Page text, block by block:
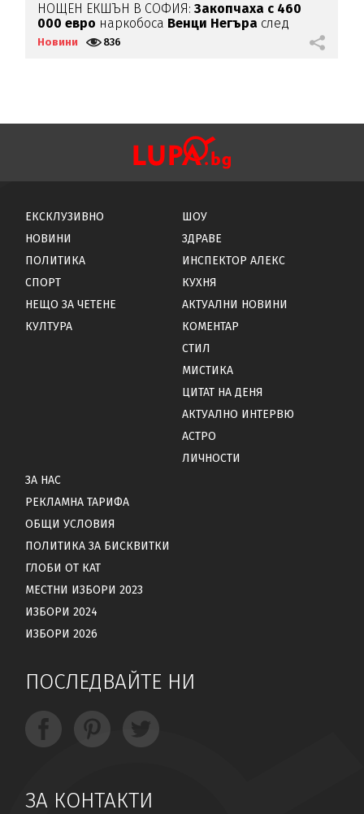
НОЩЕН ЕКШЪН В СОФИЯ:Закопчаха с 460
000 евро наркобоса Венци Негъра след
бясна гонка
Новини 836
ЕКСКЛУЗИВНО
НОВИНИ
ПОЛИТИКА
СПОРТ
НЕЩО ЗА ЧЕТЕНЕ
КУЛТУРА
ШОУ
ЗДРАВЕ
ИНСПЕКТОР АЛЕКС
КУХНЯ
АКТУАЛНИ НОВИНИ
КОМЕНТАР
СТИЛ
МИСТИКА
ЦИТАТ НА ДЕНЯ
АКТУАЛНО ИНТЕРВЮ
АСТРО
ЛИЧНОСТИ
ЗА НАС
РЕКЛАМНА ТАРИФА
ОБЩИ УСЛОВИЯ
ПОЛИТИКА ЗА БИСКВИТКИ
ГЛОБИ ОТ КАТ
МЕСТНИ ИЗБОРИ 2023
ИЗБОРИ 2024
ИЗБОРИ 2026
ПОСЛЕДВАЙТЕ НИ
ЗА КОНТАКТИ